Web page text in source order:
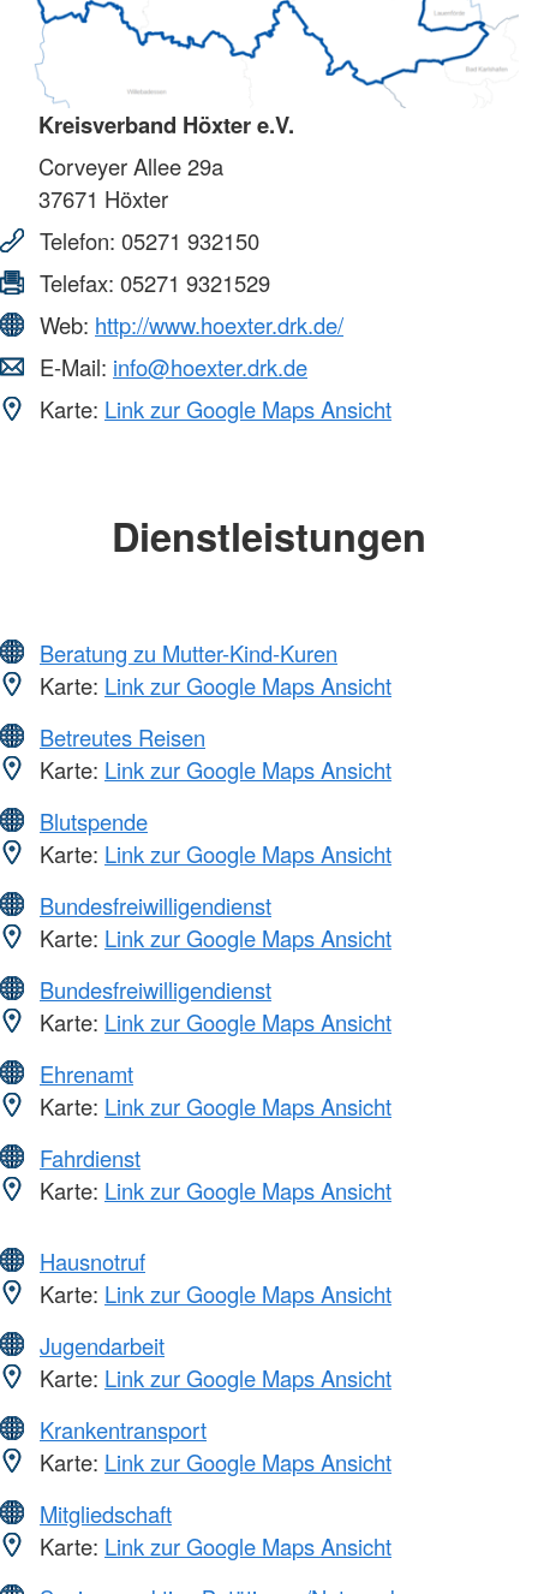
Kreisverband Höxter e.V.
Corveyer Allee 29a
37671 Höxter
Telefon: 05271 932150
Telefax: 05271 9321529
Web: http://www.hoexter.drk.de/
E-Mail: info@hoexter.drk.de
Karte: Link zur Google Maps Ansicht
Dienstleistungen
Beratung zu Mutter-Kind-Kuren
Karte: Link zur Google Maps Ansicht
Betreutes Reisen
Karte: Link zur Google Maps Ansicht
Blutspende
Karte: Link zur Google Maps Ansicht
Bundesfreiwilligendienst
Karte: Link zur Google Maps Ansicht
Bundesfreiwilligendienst
Karte: Link zur Google Maps Ansicht
Ehrenamt
Karte: Link zur Google Maps Ansicht
Fahrdienst
Karte: Link zur Google Maps Ansicht
Hausnotruf
Karte: Link zur Google Maps Ansicht
Jugendarbeit
Karte: Link zur Google Maps Ansicht
Krankentransport
Karte: Link zur Google Maps Ansicht
Mitgliedschaft
Karte: Link zur Google Maps Ansicht